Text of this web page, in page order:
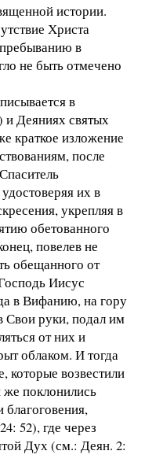
истории.
Христа
в
не быть отмечено
в
и Деяниях святых
краткое изложение
после
их в
укрепляя в
обетованного
повелев не
обещанного от
Иисус
в Вифанию, на гору
Свои руки, подал им
от них и
облаком. И тогда
которые возвестили
поклонились
52), где через
Дух (см.: Деян. 2: